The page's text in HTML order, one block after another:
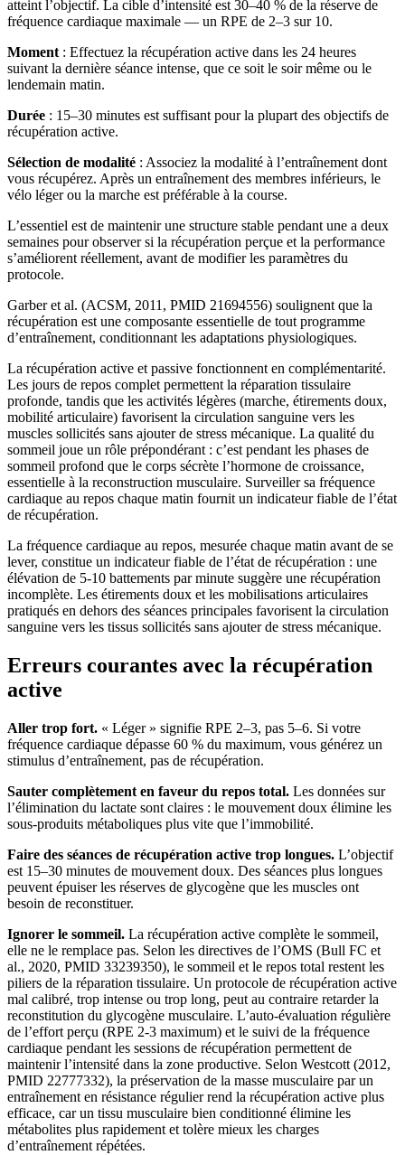
atteint l’objectif. La cible d’intensité est 30–40 % de la réserve de
fréquence cardiaque maximale — un RPE de 2–3 sur 10.
Moment : Effectuez la récupération active dans les 24 heures
suivant la dernière séance intense, que ce soit le soir même ou le
lendemain matin.
Durée : 15–30 minutes est suffisant pour la plupart des objectifs de
récupération active.
Sélection de modalité : Associez la modalité à l’entraînement dont
vous récupérez. Après un entraînement des membres inférieurs, le
vélo léger ou la marche est préférable à la course.
L’essentiel est de maintenir une structure stable pendant une a deux
semaines pour observer si la récupération perçue et la performance
s’améliorent réellement, avant de modifier les paramètres du
protocole.
Garber et al. (ACSM, 2011, PMID 21694556) soulignent que la
récupération est une composante essentielle de tout programme
d’entraînement, conditionnant les adaptations physiologiques.
La récupération active et passive fonctionnent en complémentarité.
Les jours de repos complet permettent la réparation tissulaire
profonde, tandis que les activités légères (marche, étirements doux,
mobilité articulaire) favorisent la circulation sanguine vers les
muscles sollicités sans ajouter de stress mécanique. La qualité du
sommeil joue un rôle prépondérant : c’est pendant les phases de
sommeil profond que le corps sécrète l’hormone de croissance,
essentielle à la reconstruction musculaire. Surveiller sa fréquence
cardiaque au repos chaque matin fournit un indicateur fiable de l’état
de récupération.
La fréquence cardiaque au repos, mesurée chaque matin avant de se
lever, constitue un indicateur fiable de l’état de récupération : une
élévation de 5-10 battements par minute suggère une récupération
incomplète. Les étirements doux et les mobilisations articulaires
pratiqués en dehors des séances principales favorisent la circulation
sanguine vers les tissus sollicités sans ajouter de stress mécanique.
Erreurs courantes avec la récupération
active
Aller trop fort. « Léger » signifie RPE 2–3, pas 5–6. Si votre
fréquence cardiaque dépasse 60 % du maximum, vous générez un
stimulus d’entraînement, pas de récupération.
Sauter complètement en faveur du repos total. Les données sur
l’élimination du lactate sont claires : le mouvement doux élimine les
sous-produits métaboliques plus vite que l’immobilité.
Faire des séances de récupération active trop longues. L’objectif
est 15–30 minutes de mouvement doux. Des séances plus longues
peuvent épuiser les réserves de glycogène que les muscles ont
besoin de reconstituer.
Ignorer le sommeil. La récupération active complète le sommeil,
elle ne le remplace pas. Selon les directives de l’OMS (Bull FC et
al., 2020, PMID 33239350), le sommeil et le repos total restent les
piliers de la réparation tissulaire. Un protocole de récupération active
mal calibré, trop intense ou trop long, peut au contraire retarder la
reconstitution du glycogène musculaire. L’auto-évaluation régulière
de l’effort perçu (RPE 2-3 maximum) et le suivi de la fréquence
cardiaque pendant les sessions de récupération permettent de
maintenir l’intensité dans la zone productive. Selon Westcott (2012,
PMID 22777332), la préservation de la masse musculaire par un
entraînement en résistance régulier rend la récupération active plus
efficace, car un tissu musculaire bien conditionné élimine les
métabolites plus rapidement et tolère mieux les charges
d’entraînement répétées.